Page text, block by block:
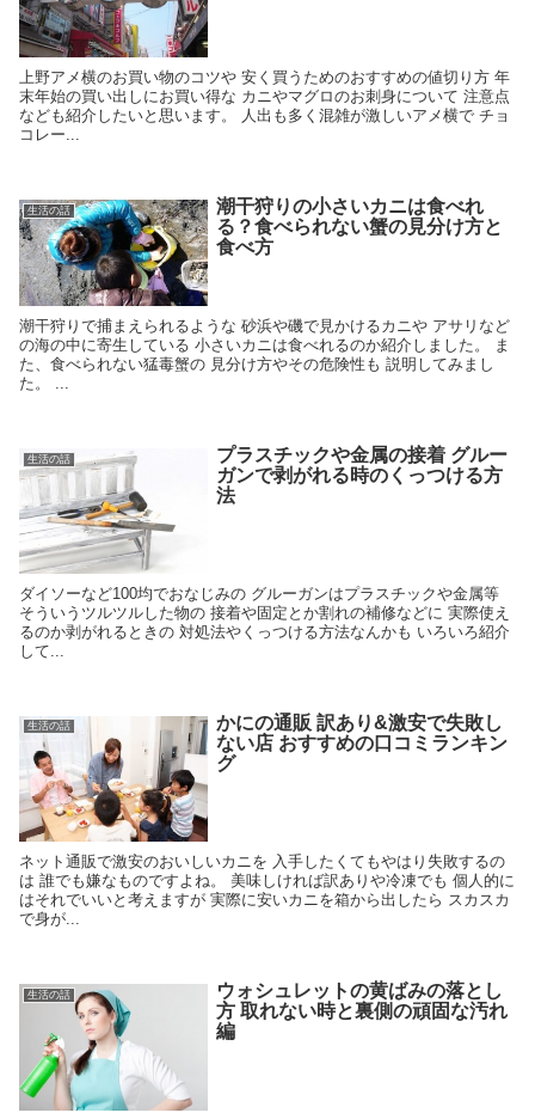
上野アメ横のお買い物のコツや 安く買うためのおすすめの値切り方 年
末年始の買い出しにお買い得な カニやマグロのお刺身について 注意点
なども紹介したいと思います。 人出も多く混雑が激しいアメ横で チョ
コレー...
生活の話
潮干狩りの小さいカニは食べれ
る？食べられない蟹の見分け方と
食べ方
潮干狩りで捕まえられるような 砂浜や磯で見かけるカニや アサリなど
の海の中に寄生している 小さいカニは食べれるのか紹介しました。 ま
た、食べられない猛毒蟹の 見分け方やその危険性も 説明してみまし
た。 ...
生活の話
プラスチックや金属の接着 グルー
ガンで剥がれる時のくっつける方
法
ダイソーなど100均でおなじみの グルーガンはプラスチックや金属等
そういうツルツルした物の 接着や固定とか割れの補修などに 実際使え
るのか剥がれるときの 対処法やくっつける方法なんかも いろいろ紹介
して...
生活の話
かにの通販 訳あり&激安で失敗し
ない店 おすすめの口コミランキン
グ
ネット通販で激安のおいしいカニを 入手したくてもやはり失敗するの
は 誰でも嫌なものですよね。 美味しければ訳ありや冷凍でも 個人的に
はそれでいいと考えますが 実際に安いカニを箱から出したら スカスカ
で身が...
生活の話
ウォシュレットの黄ばみの落とし
方 取れない時と裏側の頑固な汚れ
編